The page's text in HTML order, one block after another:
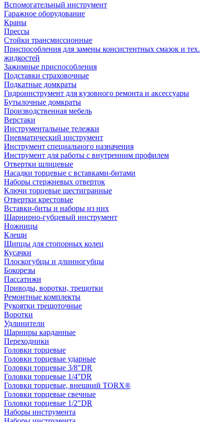
Вспомогательный инструмент
Гаражное оборудование
Краны
Прессы
Стойки трансмиссионные
Приспособления для замены консистентных смазок и тех.
жидкостей
Зажимные приспособления
Подставки страховочные
Подкатные домкраты
Гидроинструмент для кузовного ремонта и аксессуары
Бутылочные домкраты
Производственная мебель
Верстаки
Инструментальные тележки
Пневматический инструмент
Инструмент специального назначения
Инструмент для работы с внутренним профилем
Отвертки шлицевые
Насадки торцевые с вставками-битами
Наборы стержневых отверток
Ключи торцевые шестигранные
Отвертки крестовые
Вставки-биты и наборы из них
Шарнирно-губцевый инструмент
Ножницы
Клещи
Щипцы для стопорных колец
Кусачки
Плоскогубцы и длинногубцы
Бокорезы
Пассатижи
Приводы, воротки, трещотки
Ремонтные комплекты
Рукоятки трещоточные
Воротки
Удлинители
Шарниры карданные
Переходники
Головки торцевые
Головки торцевые ударные
Головки торцевые 3/8"DR
Головки торцевые 1/4''DR
Головки торцевые, внешний TORX®
Головки торцевые свечные
Головки торцевые 1/2"DR
Наборы инструмента